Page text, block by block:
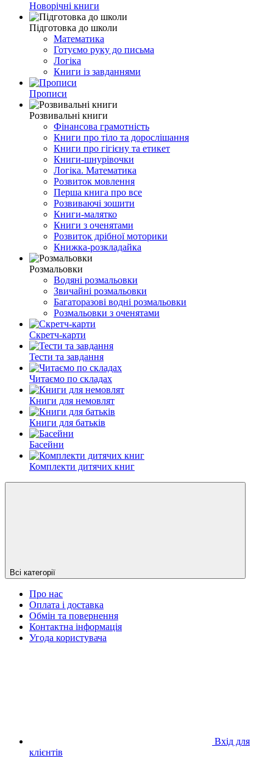
Новорічні книги
Підготовка до школи
Математика
Готуємо руку до письма
Логіка
Книги із завданнями
Прописи
Розвивальні книги
Фінансова грамотність
Книги про тіло та дорослішання
Книги про гігієну та етикет
Книги-шнурівочки
Логіка. Математика
Розвиток мовлення
Перша книга про все
Розвиваючі зошити
Книги-малятко
Книги з оченятами
Розвиток дрібної моторики
Книжка-розкладайка
Розмальовки
Водяні розмальовки
Звичайні розмальовки
Багаторазові водні розмальовки
Розмальовки з оченятами
Скретч-карти
Тести та завдання
Читаємо по складах
Книги для немовлят
Книги для батьків
Басейни
Комплекти дитячих книг
Всі категорії
Про нас
Оплата і доставка
Обмін та повернення
Контактна інформація
Угода користувача
Вхід для
клієнтів